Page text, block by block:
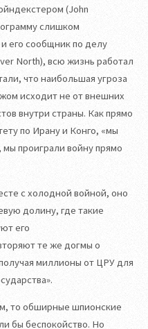
(John
слишком
его сообщник по делу
North), всю жизнь работал
что наибольшая угроза
исходит не от внешних
внутри страны. Как прямо
по Ирану и Конго, «мы
проиграли войну прямо
с холодной войной, оно
долину, где такие
его
те же догмы о
миллионы от ЦРУ для
то обширные шпионские
бы беспокойство. Но